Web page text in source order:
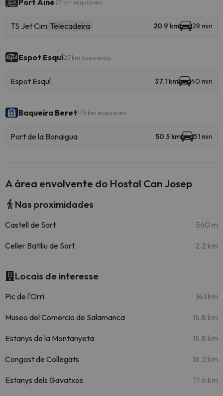
Port Ainé 27 km esquiáveis
TS Jet Cim Telecadeira 20.9 km 28 min
Espot Esquí25 km esquiáveis
Espot Esquí 37.1 km 40 min
Baqueira Beret173 km esquiáveis
Port de la Bonaigua 50.5 km 51 min
A área envolvente do Hostal Can Josep
Nas proximidades
Castell de Sort 540 m
Celler Batlliu de Sort 2.2 km
Locais de interesse
Pic de l'Orri 14.1 km
Museo del Comercio de Salamanca 15.8 km
Estanys de la Montanyeta 15.8 km
Congost de Collegats 16.2 km
Estanys dels Gavatxos 17.6 km